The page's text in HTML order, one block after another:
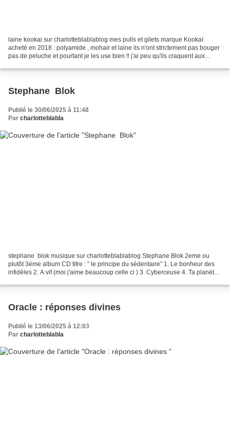
laine kookai sur charlotteblablablog mes pulls et gilets marque Kookaï
acheté en 2018 : polyamide , mohair et laine ils n'ont strictement pas bouger
pas de peluche et pourtant je les use bien !! j'ai peu qu'ils craquent aux
Stephane Blok
Publié le 30/06/2025 à 11:48
Par charlotteblabla
stephane blok musique sur charlotteblablablog Stephane Blok 2eme ou
plutôt 3ème album CD titre : " le principe du sédentaire" 1. Le bonheur des
infidèles 2. A vif (moi j'aime beaucoup celle ci ) 3. Cyberceuse 4. Ta planète
Oracle : réponses divines
Publié le 13/06/2025 à 12:03
Par charlotteblabla